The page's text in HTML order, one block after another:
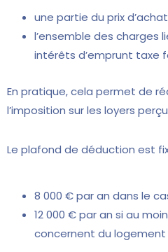
une partie du prix
l’ensemble des charges
intérêts d’emprunt taxe
En pratique, cela permet de
l’imposition sur les loyers
Le plafond de déduction est
8 000 € par an dans le
12 000 € par an si au
concernent du logement